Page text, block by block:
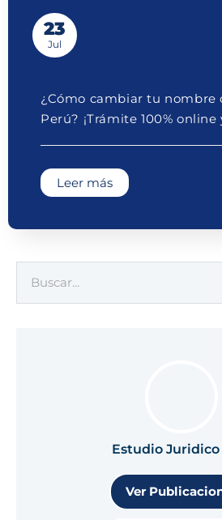
23
Jul
¿Cómo cambiar tu nombre
Perú? ¡Trámite 100% online
Leer más
Estudio Juridico
Ver